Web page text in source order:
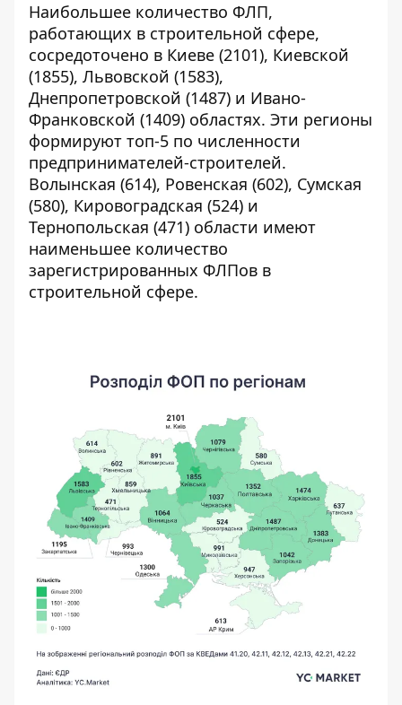
Наибольшее количество ФЛП,
работающих в строительной сфере,
сосредоточено в Киеве (2101), Киевской
(1855), Львовской (1583),
Днепропетровской (1487) и Ивано-
Франковской (1409) областях. Эти регионы
формируют топ-5 по численности
предпринимателей-строителей.
Волынская (614), Ровенская (602), Сумская
(580), Кировоградская (524) и
Тернопольская (471) области имеют
наименьшее количество
зарегистрированных ФЛПов в
строительной сфере.